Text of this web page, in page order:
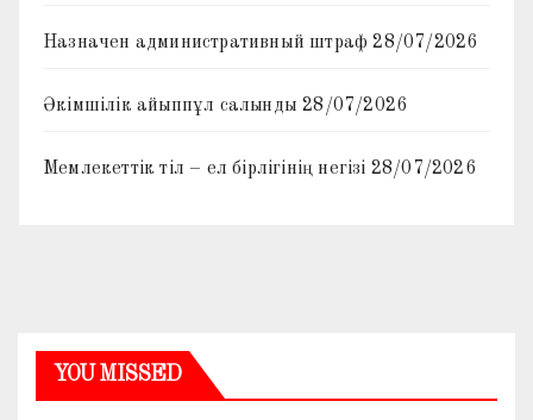
Назначен административный штраф 28/07/2026
Әкімшілік айыппұл салынды 28/07/2026
Мемлекеттік тіл – ел бірлігінің негізі 28/07/2026
YOU MISSED